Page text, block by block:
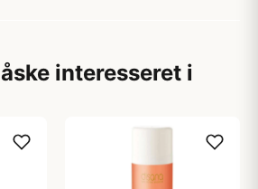
interesseret i